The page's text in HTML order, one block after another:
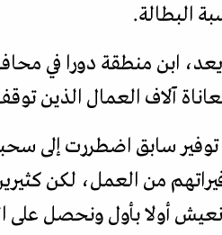
البطالة.
ابن منطقة دورا في
آلاف العمال
سابق اضطررت إلى
من العمل، لكن
أولا بأول ونحصل على